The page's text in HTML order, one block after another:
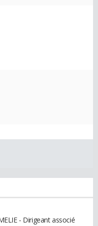
- Dirigeant associé